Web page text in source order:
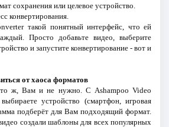
сохранения или целевое устройство.
конвертирования.
такой понятный интерфейс, что ей
Просто добавьте видео, выберите
и запустите конвертирование - вот и
от хаоса форматов
ж, Вам и не нужно. С Ashampoo Video
устройство (смартфон, игровая
подберёт для Вам подходящий формат.
создали шаблоны для всех популярных